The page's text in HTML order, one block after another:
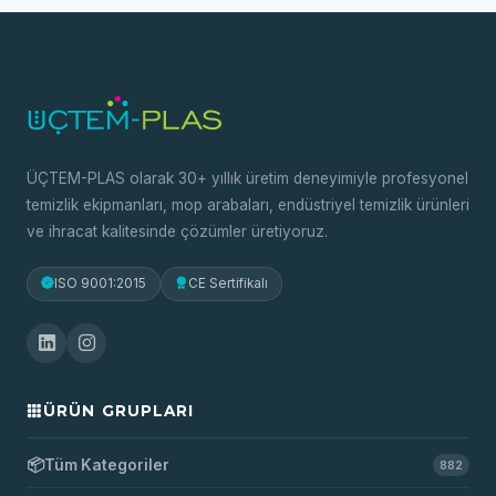
ÜÇTEM-PLAS olarak 30+ yıllık üretim deneyimiyle profesyonel
temizlik ekipmanları, mop arabaları, endüstriyel temizlik ürünleri
ve ihracat kalitesinde çözümler üretiyoruz.
ISO 9001:2015 CE Sertifikalı
ÜRÜN GRUPLARI
📦Tüm Kategoriler 882